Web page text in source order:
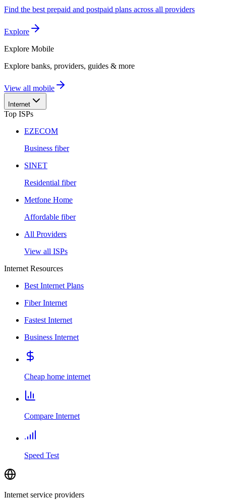
Find the best prepaid and postpaid plans across all providers
Explore
Explore Mobile
Explore banks, providers, guides & more
View all mobile
Internet
Top ISPs
EZECOM
Business fiber
SINET
Residential fiber
Metfone Home
Affordable fiber
All Providers
View all ISPs
Internet Resources
Best Internet Plans
Fiber Internet
Fastest Internet
Business Internet
Cheap home internet
Compare Internet
Speed Test
Internet service providers